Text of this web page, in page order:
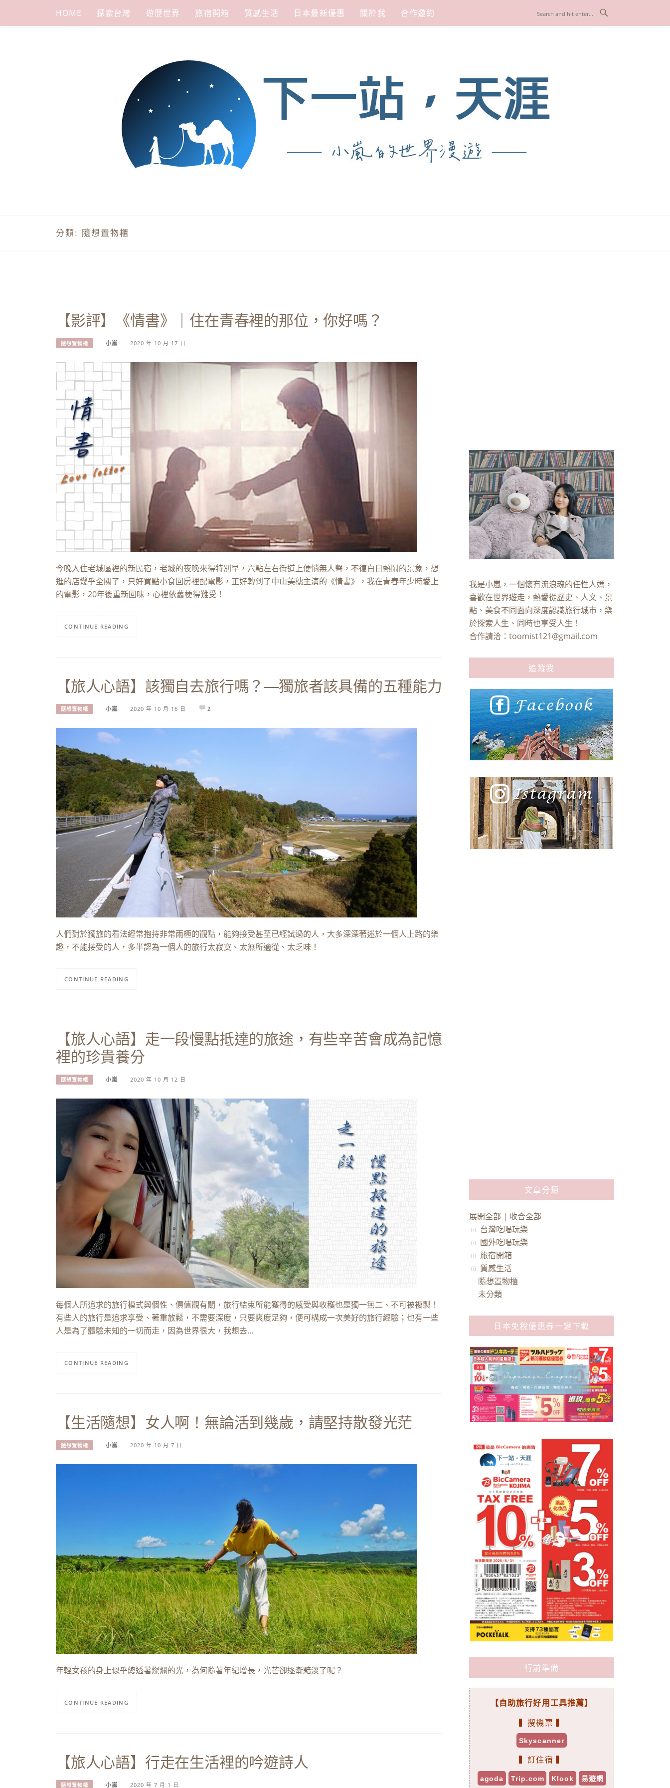
HOME 探索台灣 遊歷世界 旅宿開箱 質感生活 日本最新優惠 關於我 合作邀約
分類: 隨想置物櫃
【影評】《情書》｜住在青春裡的那位，你好嗎？
隨想置物櫃 小嵐 2020 年 10 月 17 日
今晚入住老城區裡的新民宿，老城的夜晚來得特別早，六點左右街道上便悄無人聲，不復白日熱鬧的景象，想
逛的店幾乎全關了，只好買點小食回房裡配電影，正好轉到了中山美穗主演的《情書》，我在青春年少時愛上
的電影，20年後重新回味，心裡依舊梗得難受！
CONTINUE READING
【旅人心語】該獨自去旅行嗎？—獨旅者該具備的五種能力
隨想置物櫃 小嵐 2020 年 10 月 16 日 2
人們對於獨旅的看法經常抱持非常兩極的觀點，能夠接受甚至已經試過的人，大多深深著迷於一個人上路的樂
趣，不能接受的人，多半認為一個人的旅行太寂寞、太無所適從、太乏味！
CONTINUE READING
【旅人心語】走一段慢點抵達的旅途，有些辛苦會成為記憶
裡的珍貴養分
隨想置物櫃 小嵐 2020 年 10 月 12 日
每個人所追求的旅行模式與個性、價值觀有關，旅行結束所能獲得的感受與收穫也是獨一無二、不可被複製！
有些人的旅行是追求享受、著重放鬆，不需要深度，只要爽度足夠，便可構成一次美好的旅行經驗；也有一些
人是為了體驗未知的一切而走，因為世界很大，我想去…
CONTINUE READING
【生活隨想】女人啊！無論活到幾歲，請堅持散發光茫
隨想置物櫃 小嵐 2020 年 10 月 7 日
年輕女孩的身上似乎總透著燦爛的光，為何隨著年紀增長，光芒卻逐漸黯淡了呢？
CONTINUE READING
【旅人心語】行走在生活裡的吟遊詩人
隨想置物櫃 小嵐 2020 年 7 月 1 日
我是小嵐，一個懷有流浪魂的任性人媽，
喜歡在世界遊走，熱愛從歷史、人文、景
點、美食不同面向深度認識旅行城市，樂
於探索人生、同時也享受人生！
合作請洽：toomist121@gmail.com
追蹤我
文章分類
展開全部 | 收合全部
台灣吃喝玩樂
國外吃喝玩樂
旅宿開箱
質感生活
隨想置物櫃
未分類
日本免稅優惠券一鍵下載
行前準備
【自助旅行好用工具推薦】
▍搜機票 ▍
Skyscanner
▍訂住宿 ▍
agoda Trip.com Klook 易遊網